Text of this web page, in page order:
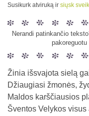
Susikurk atviruką ir siųsk
Nerandi patinkančio
Žinia išsvajota sielą
Džiaugiasi žmonės,
Maldos karščiausios
Šventos Velykos visus